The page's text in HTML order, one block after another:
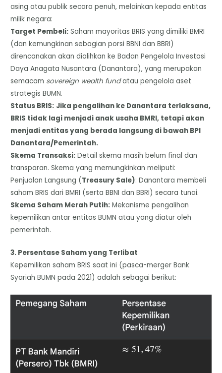
asing atau publik secara penuh, melainkan kepada entitas
milik negara:
​Target Pembeli: Saham mayoritas BRIS yang dimiliki BMRI
(dan kemungkinan sebagian porsi BBNI dan BBRI)
direncanakan akan dialihkan ke Badan Pengelola Investasi
Daya Anagata Nusantara (Danantara), yang merupakan
semacam sovereign wealth fundatau pengelola aset
strategis BUMN.
​Status BRIS: Jika pengalihan ke Danantara terlaksana,
BRIS tidak lagi menjadi anak usaha BMRI, tetapi akan
menjadi entitas yang berada langsung di bawah BPI
Danantara/Pemerintah.
​Skema Transaksi: Detail skema masih belum final dan
transparan. Skema yang memungkinkan meliputi:
​Penjualan Langsung (Treasury Sale): Danantara membeli
saham BRIS dari BMRI (serta BBNI dan BBRI) secara tunai.
​Skema Saham Merah Putih: Mekanisme pengalihan
kepemilikan antar entitas BUMN atau yang diatur oleh
pemerintah.
​3. Persentase Saham yang Terlibat
​Kepemilikan saham BRIS saat ini (pasca-merger Bank
Syariah BUMN pada 2021) adalah sebagai berikut: